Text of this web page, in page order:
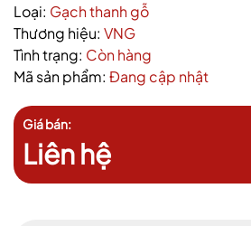
Loại: Gạch thanh gỗ
Thương hiệu: VNG
Tình trạng: Còn hàng
Mã sản phẩm: Đang cập nhật
Giá bán:
Liên hệ